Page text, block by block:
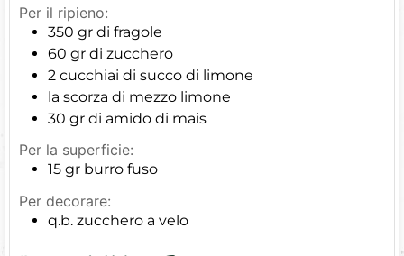
Per il ripieno:
350 gr di fragole
60 gr di zucchero
2 cucchiai di succo di limone
la scorza di mezzo limone
30 gr di amido di mais
Per la superficie:
15 gr burro fuso
Per decorare:
q.b. zucchero a velo